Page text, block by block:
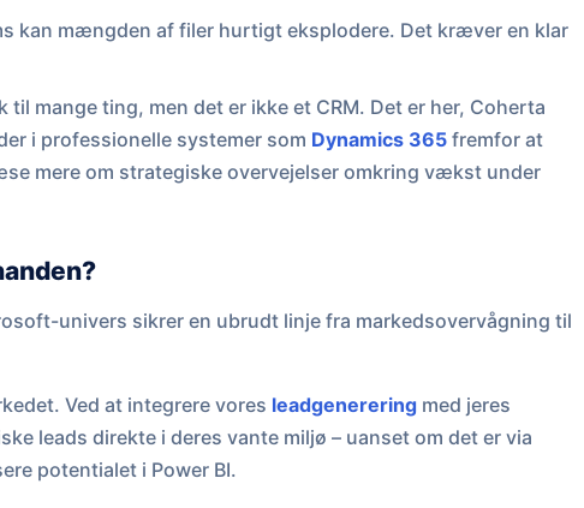
kan mængden af filer hurtigt eksplodere. Det kræver en klar
til mange ting, men det er ikke et CRM. Det er her, Coherta
i professionelle systemer som Dynamics 365 fremfor at
mere om strategiske overvejelser omkring vækst under
univers sikrer en ubrudt linje fra markedsovervågning til
Ved at integrere vores leadgenereringmed jeres
leads direkte i deres vante miljø – uanset om det er via
potentialet i Power BI.